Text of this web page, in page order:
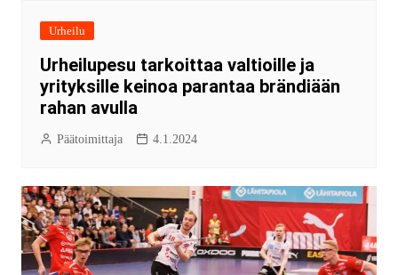
Urheilu
Urheilupesu tarkoittaa valtioille ja
yrityksille keinoa parantaa brändiään
rahan avulla
Päätoimittaja 4.1.2024